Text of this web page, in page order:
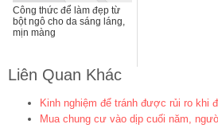
Công thức để làm đẹp từ
bột ngô cho da sáng láng,
mịn màng
Liên Quan Khác
Kinh nghiệm để tránh được rủi ro khi
Mua chung cư vào dịp cuối năm,